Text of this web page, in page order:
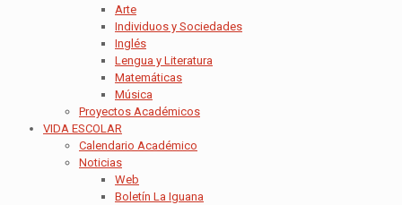
Arte
Individuos y Sociedades
Inglés
Lengua y Literatura
Matemáticas
Música
Proyectos Académicos
VIDA ESCOLAR
Calendario Académico
Noticias
Web
Boletín La Iguana